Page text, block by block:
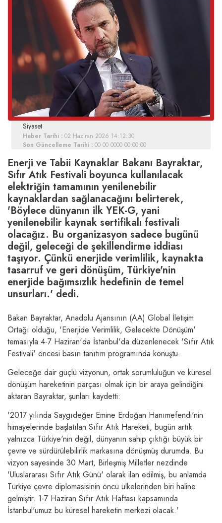
Siyaset
Haber Tarihi : 02 Haziran 2026 14:12:30
Son Güncelleme Tarihi : 00 00 0000 00:00:00
Enerji ve Tabii Kaynaklar Bakanı Bayraktar,
Sıfır Atık Festivali boyunca kullanılacak
elektriğin tamamının yenilenebilir
kaynaklardan sağlanacağını belirterek,
'Böylece dünyanın ilk YEK-G, yani
yenilenebilir kaynak sertifikalı festivali
olacağız. Bu organizasyon sadece bugünü
değil, geleceği de şekillendirme iddiası
taşıyor. Çünkü enerjide verimlilik, kaynakta
tasarruf ve geri dönüşüm, Türkiye'nin
enerjide bağımsızlık hedefinin de temel
unsurları.' dedi.
Bakan Bayraktar, Anadolu Ajansının (AA) Global İletişim
Ortağı olduğu, 'Enerjide Verimlilik, Gelecekte Dönüşüm'
temasıyla 4-7 Haziran'da İstanbul'da düzenlenecek 'Sıfır Atık
Festivali' öncesi basın tanıtım programında konuştu.
Geleceğe dair güçlü vizyonun, ortak sorumluluğun ve küresel
dönüşüm hareketinin parçası olmak için bir araya gelindiğini
aktaran Bayraktar, şunları kaydetti:
'2017 yılında Saygıdeğer Emine Erdoğan Hanımefendi'nin
himayelerinde başlatılan Sıfır Atık Hareketi, bugün artık
yalnızca Türkiye'nin değil, dünyanın sahip çıktığı büyük bir
çevre ve sürdürülebilirlik markasına dönüşmüş durumda. Bu
vizyon sayesinde 30 Mart, Birleşmiş Milletler nezdinde
'Uluslararası Sıfır Atık Günü' olarak ilan edilmiş, bu anlamda
Türkiye çevre diplomasisinin öncü ülkelerinden biri haline
gelmiştir. 1-7 Haziran Sıfır Atık Haftası kapsamında
İstanbul'umuz bu küresel hareketin merkezi olacak.'